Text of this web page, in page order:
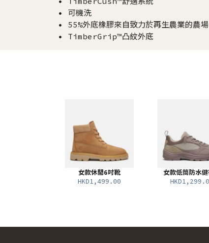
• 可機洗
• 55%外底橡膠來自致力於再生農業的農場
• TimberGrip™凸紋外底
女款休閒6吋靴
HKD1,499.00
女款低筒防水